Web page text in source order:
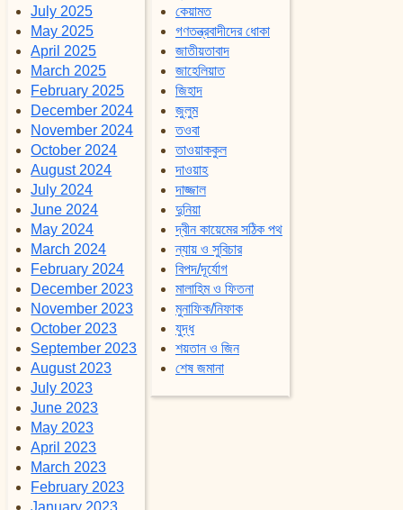
July 2025
May 2025
April 2025
March 2025
February 2025
December 2024
November 2024
October 2024
August 2024
July 2024
June 2024
May 2024
March 2024
February 2024
December 2023
November 2023
October 2023
September 2023
August 2023
July 2023
June 2023
May 2023
April 2023
March 2023
February 2023
January 2023
কেয়ামত
গণতন্ত্রবাদীদের ধোকা
জাতীয়তাবাদ
জাহেলিয়াত
জিহাদ
জুলুম
তওবা
তাওয়াককুল
দাওয়াহ
দাজ্জাল
দুনিয়া
দ্বীন কায়েমের সঠিক পথ
ন্যায় ও সুবিচার
বিপদ/দূর্যোগ
মালাহিম ও ফিতনা
মুনাফিক/নিফাক
যুদ্ধ
শয়তান ও জিন
শেষ জমানা